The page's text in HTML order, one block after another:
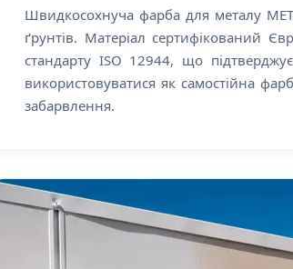
Швидкосохнуча фарба для металу
ґрунтів. Матеріал сертифікований
стандарту ISO 12944, що
використовуватися як самостійна
забарвлення.